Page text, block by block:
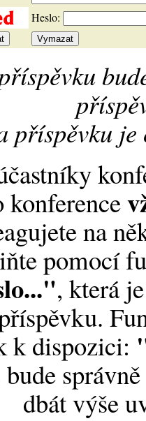
Heslo:
příspěvku je
na
pomocí
, která
k dispozici:
bude
dbát výše